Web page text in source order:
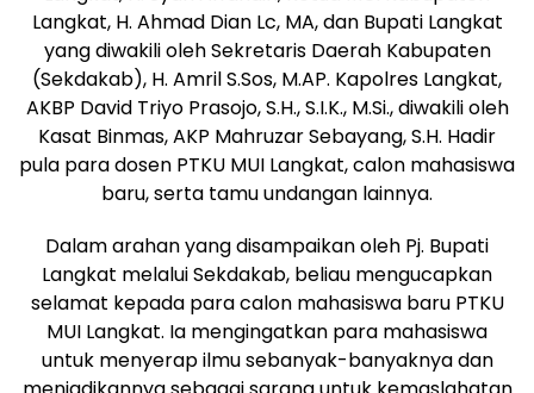
Langkat, H. Ahmad Dian Lc, MA, dan Bupati Langkat
yang diwakili oleh Sekretaris Daerah Kabupaten
(Sekdakab), H. Amril S.Sos, M.AP. Kapolres Langkat,
AKBP David Triyo Prasojo, S.H., S.I.K., M.Si., diwakili oleh
Kasat Binmas, AKP Mahruzar Sebayang, S.H. Hadir
pula para dosen PTKU MUI Langkat, calon mahasiswa
baru, serta tamu undangan lainnya.
Dalam arahan yang disampaikan oleh Pj. Bupati
Langkat melalui Sekdakab, beliau mengucapkan
selamat kepada para calon mahasiswa baru PTKU
MUI Langkat. Ia mengingatkan para mahasiswa
untuk menyerap ilmu sebanyak-banyaknya dan